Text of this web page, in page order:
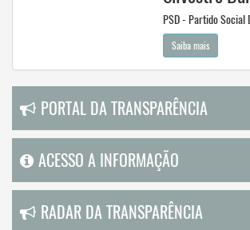
PSD - Partido Social
Saiba mais
PORTAL DA TRANSPARÊNCIA
ACESSO A INFORMAÇÃO
RADAR DA TRANSPARÊNCIA